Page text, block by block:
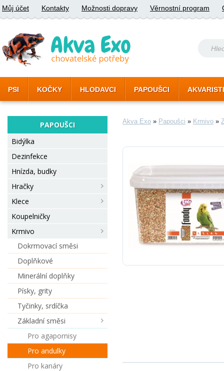
Můj účet Kontakty Možnosti dopravy Věrnostní program
PSI KOČKY HLODAVCI PAPOUŠCI
PAPOUŠCI
Bidýlka
Dezinfekce
Hnízda, budky
Hračky
Klece
Koupelničky
Krmivo
Dokrmovací směsi
Doplňkové
Minerální doplňky
Písky, grity
Tyčinky, srdíčka
Základní směsi
Pro agapornisy
Pro andulky
Pro kanáry
Akva Exo » Papoušci » Krmivo »